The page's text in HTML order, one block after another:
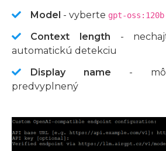
Model - vyberte gpt-oss:120b
Context length -
automatickú detekciu
Display name -
predvyplnený